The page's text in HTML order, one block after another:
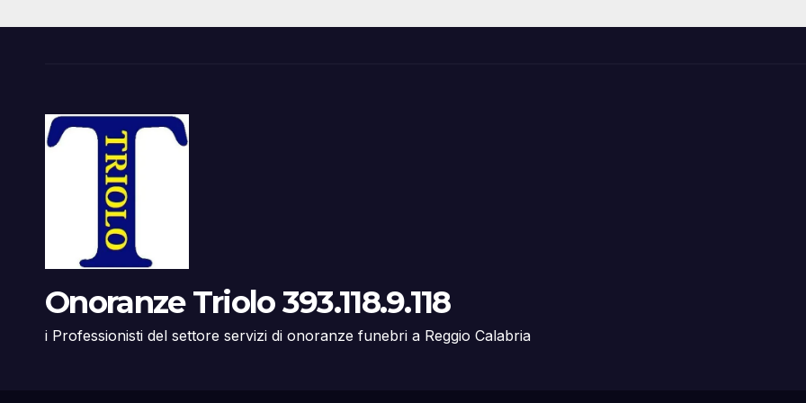
Onoranze Triolo 393.118.9.118
i Professionisti del settore servizi di onoranze funebri a Reggio Calabria